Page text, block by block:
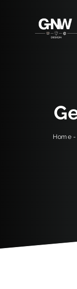
Home-